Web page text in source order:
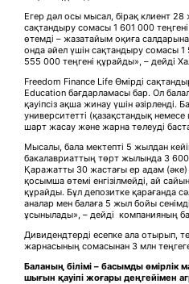
Егер дәл осы мысал, бірақ клиент
сақтандыру сомасы 1 601 000
өтемді – жазатайым оқиға
онда әйел үшін сақтандыру сомасы 1
555 000 теңгені құрайды», – дейді
Freedom Finance Life Өмірді
Education бағдарламасы бар. Ол
қауіпсіз ақша жинау үшін әзірленді.
университетті (қазақстандық
шарт жасау және жарна төлеуді
Мысалы, бала мектепті 5 жылдан
бакалавриаттың төрт жылында 3
Қаражатты 30 жастағы ер адам
қосымша өтемі енгізілмейді, ай
құрайды. Бұл депозитке қарағанда
аналар мен балаға 5 жыл бойы
ұсынылады», – дейді компанияның
Дивидендтерді есепке ала отырып,
жарнасының сомасынан 3 млн
Баланың білімі – басымды өмірлік
шығын қауіпі жоғары деңгейімен